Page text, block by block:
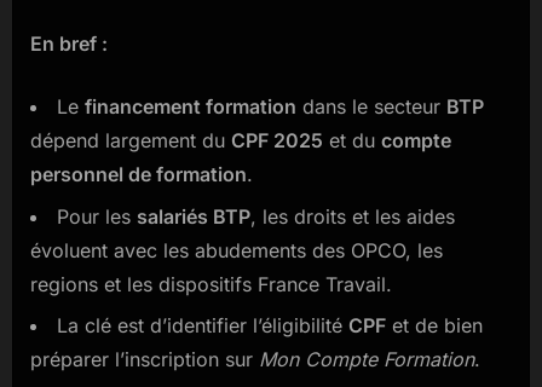
formation
avec
le
cpf
2025
En bref :
Le financement formation dans le secteur BTP
dépend largement du CPF 2025 et du compte
personnel de formation.
Pour les salariés BTP, les droits et les aides
évoluent avec les abudements des OPCO, les
regions et les dispositifs France Travail.
La clé est d’identifier l’éligibilité CPF et de bien
préparer l’inscription sur Mon Compte Formation.